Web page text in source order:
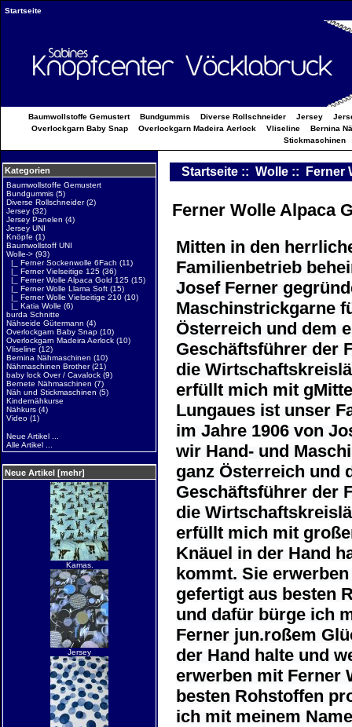
Startseite
Baumwollstoffe Gemustert Bundgummis Diverse Rollschneider Jersey
Overlockgarn Baby Snap
Overlockgarn Madeira Aerlock Vliseline
Bernina
Stickmaschinen
Kategorien
Baumwollstoffe Gemustert
Bundgummis(5)
Diverse Rollschneider(2)
Jersey(32)
Jersey Panelen (4)
Jersey UNI
Knöpfe (1)
Baumwollstoff UNI
Wolle->(93)
|_ Ferner Sockenwolle 6Fach (11)
|_ Ferner Vielseitige 125(36)
|_ Ferner Wolle Alpaca Gold 125(15)
|_ Ferner Wolle Llama Soft(15)
|_ Ferner Wolle Vielseitige 210(10)
|_ Katia Wolle (6)
burda Schnitte
Nähseide Gütermann (4)
Overlockgarn Baby Snap(10)
Overlockgarn Madeira Aerlock(10)
Vliseline (12)
Bernina Nähmaschinen (10)
Nähmaschinen Brother(21)
baby lock Over / Cavalock(9)
Bernete Nähmaschinen (7)
Näh und Stickmaschinen (5)
Kindernähkurse
Nähkurs(4)
Video(1)
Neue Artikel ...
Alle Artikel ...
Neue Artikel [mehr]
Kamas.
Jersey
Startseite :: Wolle :: Ferner
Ferner Wolle Alpaca
Mitten in den
Familienbetrieb
Josef Ferner
Maschinstrickgarne
Österreich und dem
Geschäftsführer der
die
erfüllt mich mit
Lungaues ist unser
im Jahre 1906 von
wir Hand- und
ganz Österreich und
Geschäftsführer der
die
erfüllt mich mit
Knäuel in der Hand
kommt. Sie
gefertigt aus besten
und dafür bürge ich
Ferner jun.roßem
der Hand halte und
erwerben mit Ferner
besten Rohstoffen
ich mit meinem